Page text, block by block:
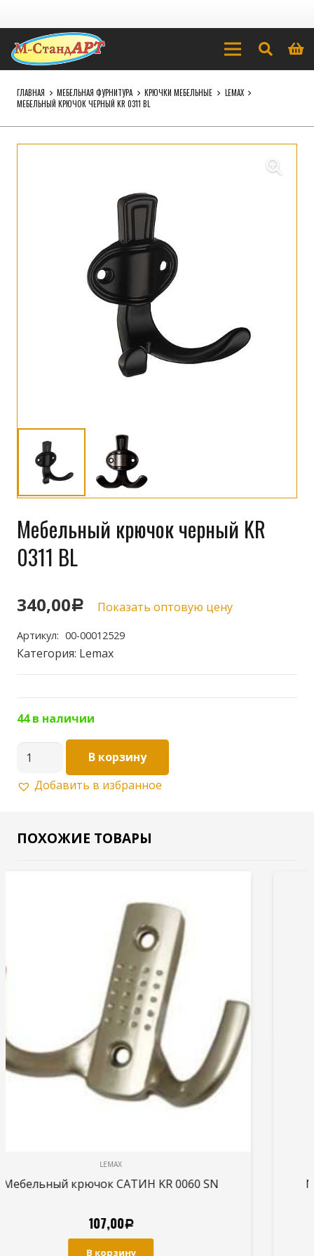
ГЛАВНАЯ МЕБЕЛЬНАЯ ФУРНИТУРА КРЮЧКИ МЕБЕЛЬНЫЕ
LEMAX
МЕБЕЛЬНЫЙ КРЮЧОК ЧЕРНЫЙ KR 0311 BL
Мебельный крючок черный KR
0311 BL
340,00Р Показать оптовую цену
Артикул: 00-00012529
Категория: Lemax
44 в наличии
Количество
Мебельный
черный
В корзину
Добавить в избранное
ПОХОЖИЕ ТОВАРЫ
Мебельный крючок САТИН KR 0020 SN
В корзину